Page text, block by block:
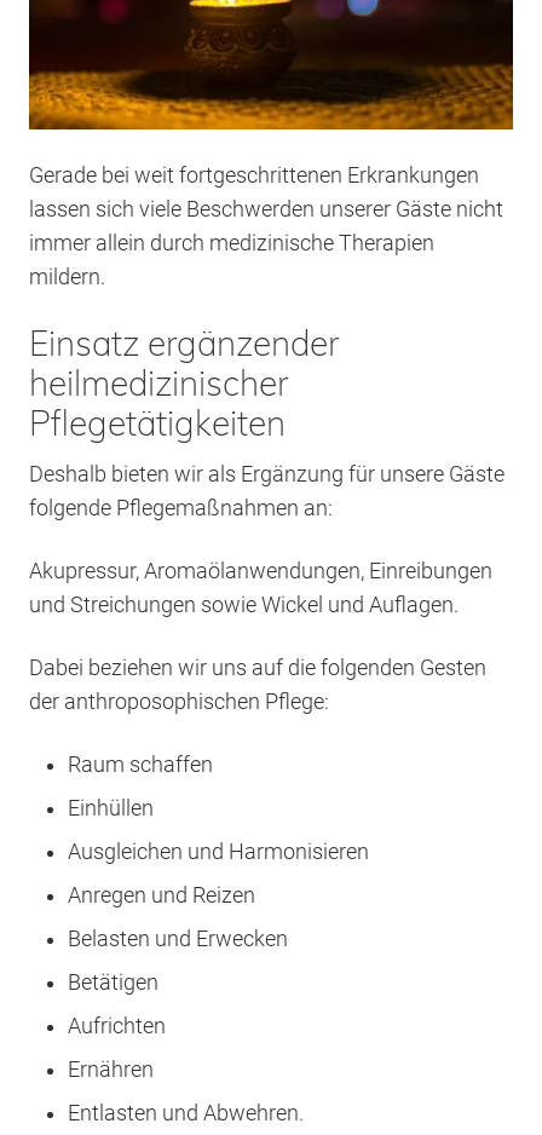
Gerade bei weit fortgeschrittenen Erkrankungen
lassen sich viele Beschwerden unserer Gäste nicht
immer allein durch medizinische Therapien
mildern.
Einsatz ergänzender
heilmedizinischer
Pflegetätigkeiten
Deshalb bieten wir als Ergänzung für unsere Gäste
folgende Pflegemaßnahmen an:
Akupressur, Aromaölanwendungen, Einreibungen
und Streichungen sowie Wickel und Auflagen.
Dabei beziehen wir uns auf die folgenden Gesten
der anthroposophischen Pflege:
Raum schaffen
Einhüllen
Ausgleichen und Harmonisieren
Anregen und Reizen
Belasten und Erwecken
Betätigen
Aufrichten
Ernähren
Entlasten und Abwehren.